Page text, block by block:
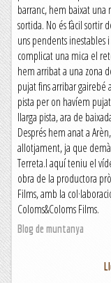
barranc, hem baixat una
sortida. No és fàcil sortir
uns pendents inestables
complicat una mica el
hem arribat a una zona
pujat fins arribar gairebé
pista per on havíem
llarga pista, ara de
Després hem anat a
allotjament, ja que
Terreta.I aquí teniu el
obra de la productora
Films, amb la
Coloms&Coloms Films.
Blog de muntanya